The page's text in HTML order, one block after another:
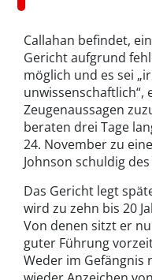
Callahan befindet,
Gericht aufgrund
möglich und es sei
unwissenschaftlich“,
Zeugenaussagen
beraten drei Tage
24. November zu
Johnson schuldig
Das Gericht legt
wird zu zehn bis 20
Von denen sitzt er
guter Führung
Weder im Gefängnis